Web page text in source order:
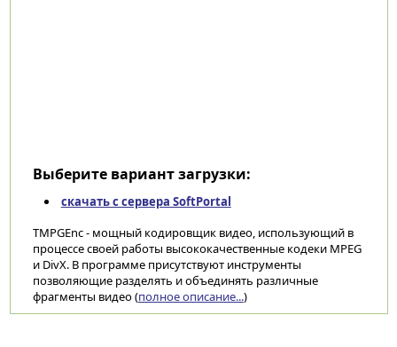
Выберите вариант загрузки:
скачать с сервера SoftPortal
TMPGEnc - мощный кодировщик видео, использующий в
процессе своей работы высококачественные кодеки MPEG
и DivX. В программе присутствуют инструменты
позволяющие разделять и объединять различные
фрагменты видео (полное описание...)